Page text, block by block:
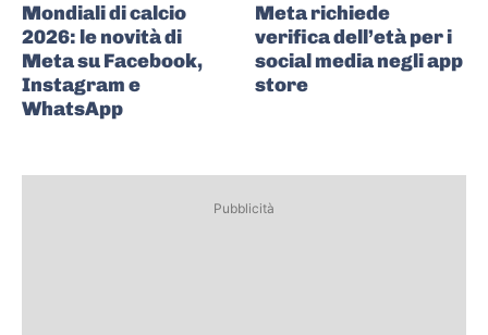
Mondiali di calcio
2026: le novità di
Meta su Facebook,
Instagram e
WhatsApp
Meta richiede
verifica dell’età per i
social media negli app
store
Pubblicità